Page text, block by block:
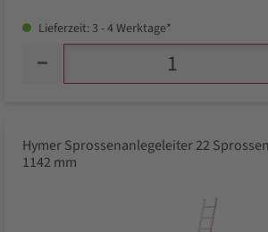
Lieferzeit: 3 - 4 Werktage*
Hymer Sprossenanlegeleiter 22
1142 mm